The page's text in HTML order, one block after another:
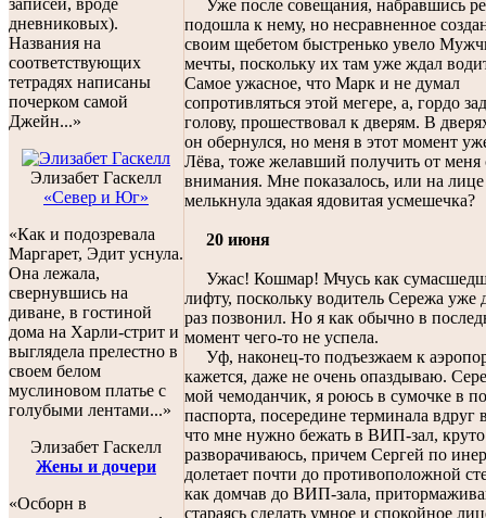
записей, вроде
дневниковых).
Названия на
соответствующих
тетрадях написаны
почерком самой
Джейн...»
Элизабет Гаскелл
«Север и Юг»
«Как и подозревала
Маргарет, Эдит уснула.
Она лежала,
свернувшись на
диване, в гостиной
дома на Харли-стрит и
выглядела прелестно в
своем белом
муслиновом платье с
голубыми лентами...»
Элизабет Гаскелл
Жены и дочери
«Осборн в
Уже после совещания, набравшись
подошла к нему, но несравненное
своим щебетом быстренько увело
мечты, поскольку их там уже ждал
Самое ужасное, что Марк и не думал
сопротивляться этой мегере, а, гордо
голову, прошествовал к дверям. В
он обернулся, но меня в этот момент
Лёва, тоже желавший получить от
внимания. Мне показалось, или на
мелькнула эдакая ядовитая усмешечка?
20 июня
Ужас! Кошмар! Мчусь как
лифту, поскольку водитель Сережа уже
раз позвонил. Но я как обычно в
момент чего-то не успела.
Уф, наконец-то подъезжаем к
кажется, даже не очень опаздываю.
мой чемоданчик, я роюсь в сумочке в
паспорта, посередине терминала
что мне нужно бежать в ВИП-зал, круто
разворачиваюсь, причем Сергей по
долетает почти до противоположной
как домчав до ВИП-зала,
стараясь сделать умное и спокойное